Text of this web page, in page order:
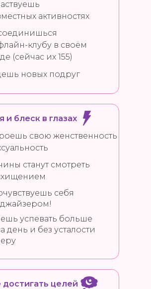
достигать целей
клубу в своём
(сейчас их 155)
новых подруг
активностях
и блеск в глазах
свою женственность
себя
станут смотреть
успевать больше
день и без усталости